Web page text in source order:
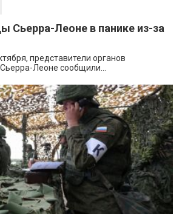
Сьерра-Леоне в панике из-за
представители органов
Леоне сообщили...